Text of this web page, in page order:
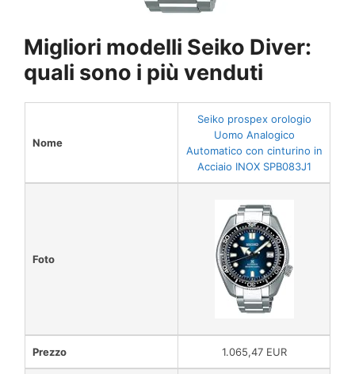
Migliori modelli Seiko Diver:
quali sono i più venduti
Nome
Seiko prospex orologio
Uomo Analogico
Automatico con cinturino in
Acciaio INOX SPB083J1
Foto
Prezzo 1.065,47 EUR